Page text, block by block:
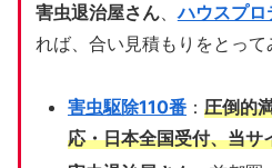
害虫退治屋さん、ハウスプロ
れば、合い見積もりをとって
害虫駆除110番： 圧倒的
応・日本全国受付、当サ